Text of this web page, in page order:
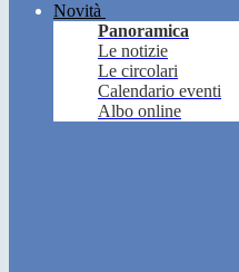
Novità
Panoramica
Le notizie
Le circolari
Calendario eventi
Albo online